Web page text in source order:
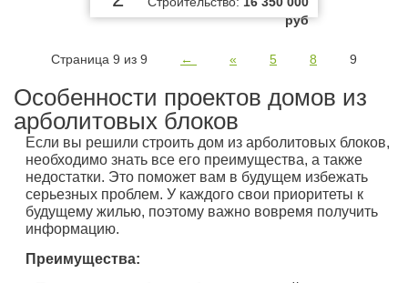
руб
Страница 9 из 9 ← « 5 8 9
Особенности проектов домов из
арболитовых блоков
Если вы решили строить дом из арболитовых блоков,
необходимо знать все его преимущества, а также
недостатки. Это поможет вам в будущем избежать
серьезных проблем. У каждого свои приоритеты к
будущему жилью, поэтому важно вовремя получить
информацию.
Преимущества: